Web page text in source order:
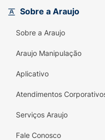
colágeno de alta
Rica em Proteína:
barra.
Sabor Irresistível:
chocolate meio
Sobre a Araujo
Sobre a Araujo
Araujo Manipulação
Aplicativo
Atendimentos
Serviços Araujo
Fale Conosco